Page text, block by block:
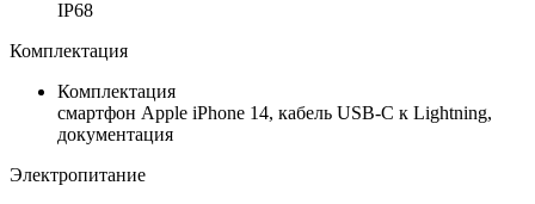
IP68
Комплектация
Комплектация
смартфон Apple iPhone 14, кабель USB-C к Lightning,
документация
Электропитание